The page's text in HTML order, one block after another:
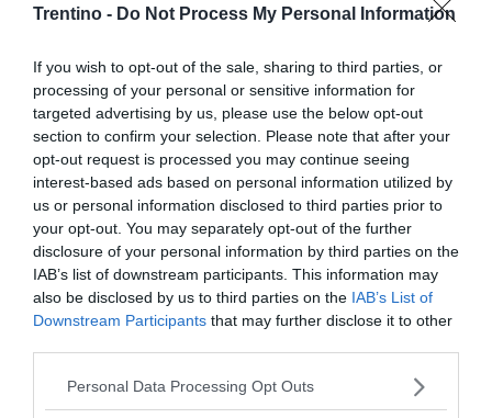
Trentino - Do Not Process My Personal Information
If you wish to opt-out of the sale, sharing to third parties, or
processing of your personal or sensitive information for
targeted advertising by us, please use the below opt-out
section to confirm your selection. Please note that after your
opt-out request is processed you may continue seeing
interest-based ads based on personal information utilized by
us or personal information disclosed to third parties prior to
your opt-out. You may separately opt-out of the further
disclosure of your personal information by third parties on the
IAB’s list of downstream participants. This information may
also be disclosed by us to third parties on the IAB’s List of
Downstream Participants that may further disclose it to other
Personal Data Processing Opt Outs
Inondazioni in Cile dopo una violenta
MONDO
Incendio su un traghetto in Indonesia, 5
morti e 41 dispersi